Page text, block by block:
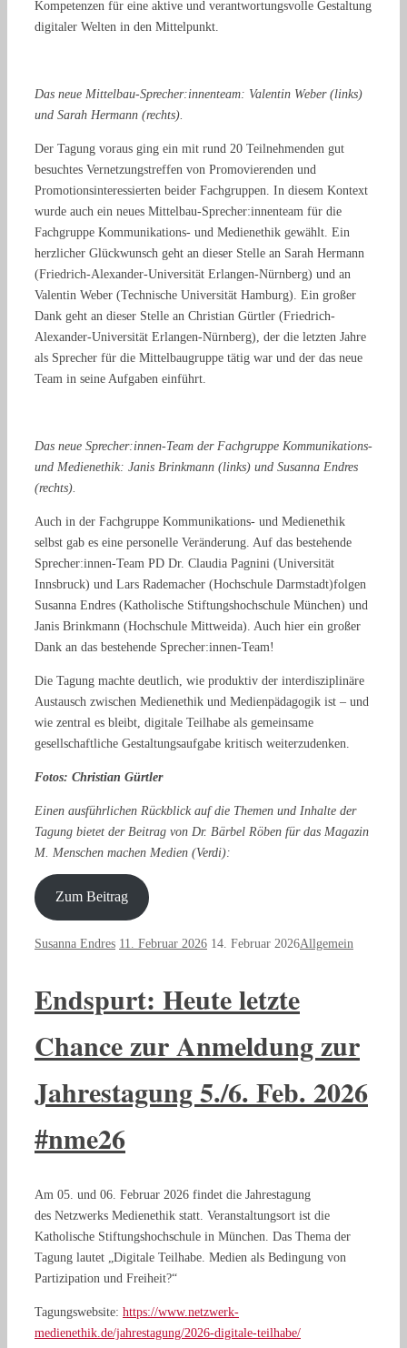
Kompetenzen für eine aktive und verantwortungsvolle Gestaltung
digitaler Welten in den Mittelpunkt.
Das neue Mittelbau-Sprecher:innenteam: Valentin Weber (links)
und Sarah Hermann (rechts).
Der Tagung voraus ging ein mit rund 20 Teilnehmenden gut
besuchtes Vernetzungstreffen von Promovierenden und
Promotionsinteressierten beider Fachgruppen. In diesem Kontext
wurde auch ein neues Mittelbau-Sprecher:innenteam für die
Fachgruppe Kommunikations- und Medienethik gewählt. Ein
herzlicher Glückwunsch geht an dieser Stelle an Sarah Hermann
(Friedrich-Alexander-Universität Erlangen-Nürnberg) und an
Valentin Weber (Technische Universität Hamburg). Ein großer
Dank geht an dieser Stelle an Christian Gürtler (Friedrich-
Alexander-Universität Erlangen-Nürnberg), der die letzten Jahre
als Sprecher für die Mittelbaugruppe tätig war und der das neue
Team in seine Aufgaben einführt.
Das neue Sprecher:innen-Team der Fachgruppe Kommunikations-
und Medienethik: Janis Brinkmann (links) und Susanna Endres
(rechts).
Auch in der Fachgruppe Kommunikations- und Medienethik
selbst gab es eine personelle Veränderung. Auf das bestehende
Sprecher:innen-Team PD Dr. Claudia Pagnini (Universität
Innsbruck) und Lars Rademacher (Hochschule Darmstadt)folgen
Susanna Endres (Katholische Stiftungshochschule München) und
Janis Brinkmann (Hochschule Mittweida). Auch hier ein großer
Dank an das bestehende Sprecher:innen-Team!
Die Tagung machte deutlich, wie produktiv der interdisziplinäre
Austausch zwischen Medienethik und Medienpädagogik ist – und
wie zentral es bleibt, digitale Teilhabe als gemeinsame
gesellschaftliche Gestaltungsaufgabe kritisch weiterzudenken.
Fotos: Christian Gürtler
Einen ausführlichen Rückblick auf die Themen und Inhalte der
Tagung bietet der Beitrag von Dr. Bärbel Röben für das Magazin
M. Menschen machen Medien (Verdi):
Zum Beitrag
Susanna Endres 11. Februar 2026 14. Februar 2026Allgemein
Endspurt: Heute letzte
Chance zur Anmeldung zur
Jahrestagung 5./6. Feb. 2026
#nme26
Am 05. und 06. Februar 2026 findet die Jahrestagung
des Netzwerks Medienethik statt. Veranstaltungsort ist die
Katholische Stiftungshochschule in München. Das Thema der
Tagung lautet „Digitale Teilhabe. Medien als Bedingung von
Partizipation und Freiheit?“
Tagungswebsite: https://www.netzwerk-
medienethik.de/jahrestagung/2026-digitale-teilhabe/